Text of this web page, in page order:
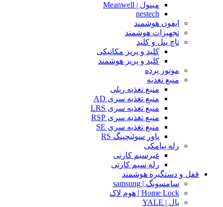
مینول | Meanwell
nestech
ایفون هوشمند
تجهیزات هوشمند
تاچ پنل و کلید
کلید و پریز مکانیکی
کلید و پریز هوشمند
موتور پرده
منبع تغذیه
منبع تغذیه ریلی
منبع تغذیه سری AD
منبع تغذیه سری LRS
منبع تغذیه سری RSP
منبع تغذیه سری SE
پاور سوئیچینگ RS
رله پیامکی
غیرسیم کارتی
رله سیم کارتی
قفل و دستگیره هوشمند
سامسونگ | samsung
Home Lock | هوم لاک
یال | YALE